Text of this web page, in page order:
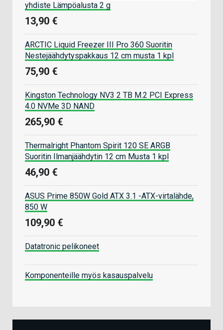
yhdiste Lämpöalusta 2 g
13,90 €
ARCTIC Liquid Freezer III Pro 360 Suoritin
Nestejäähdytyspakkaus 12 cm musta 1 kpl
75,90 €
Kingston Technology NV3 2 TB M.2 PCI Express
4.0 NVMe 3D NAND
265,90 €
Thermalright Phantom Spirit 120 SE ARGB
Suoritin Ilmanjäähdytin 12 cm Musta 1 kpl
46,90 €
ASUS Prime 850W Gold ATX 3.1 -ATX-virtalähde,
850 W
109,90 €
Datatronic pelikoneet
Komponenteille myös kasauspalvelu